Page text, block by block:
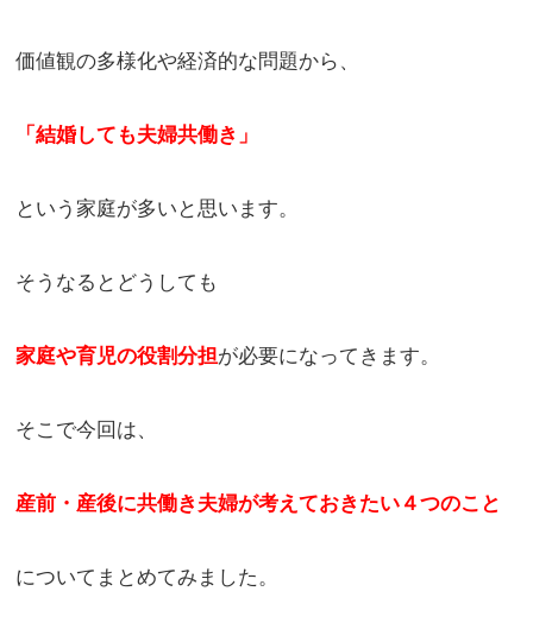
価値観の多様化や経済的な問題から、
「結婚しても夫婦共働き」
という家庭が多いと思います。
そうなるとどうしても
家庭や育児の役割分担が必要になってきます。
そこで今回は、
産前・産後に共働き夫婦が考えておきたい４つのこと
についてまとめてみました。